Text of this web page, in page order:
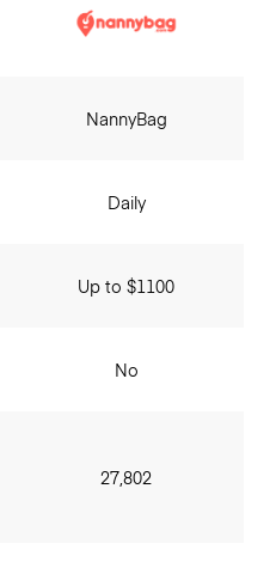
NannyBag
Daily
Up to $1100
No
27,802